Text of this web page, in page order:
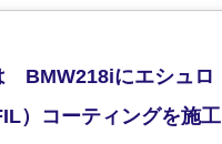
BMW218iにエシュロ
）コーティングを施工